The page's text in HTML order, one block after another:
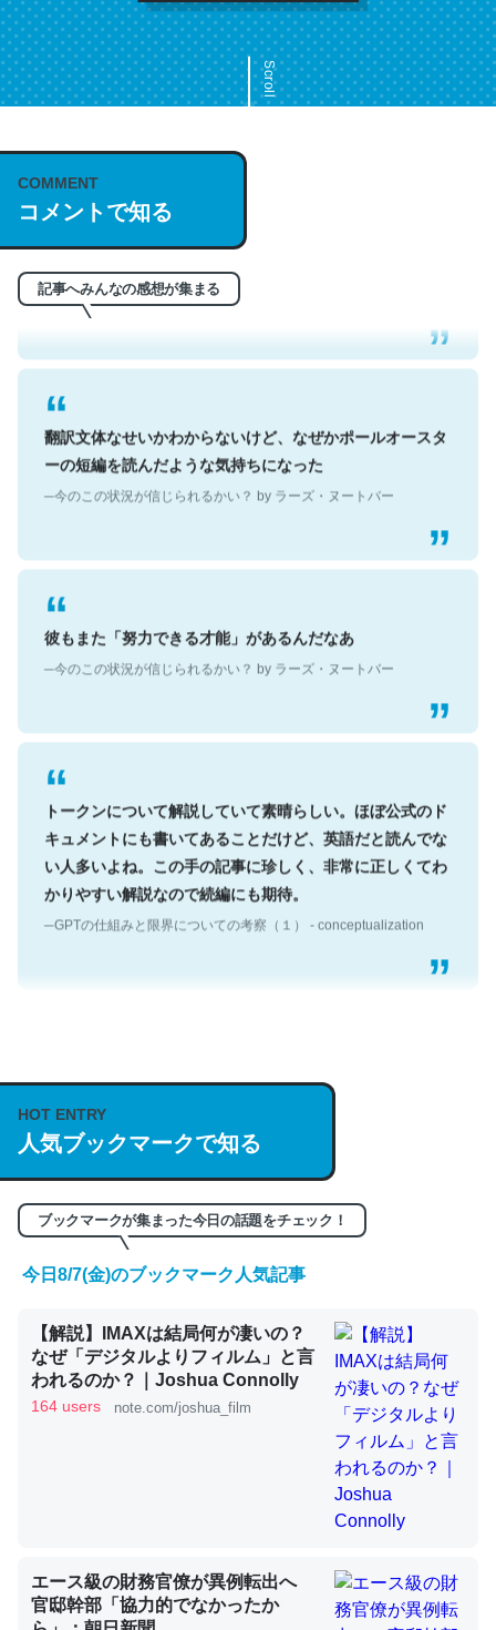
Scroll
COMMENT
コメントで知る
記事へみんなの感想が集まる
これは名文。彼はとてもクレバーなんだろうなと凄く思
う。英語少しでも読める人は原文もお勧め。自分はこの流
れ好き。Let’s Fucking Go. Then Covid hit. Shit.
─今のこの状況が信じられるかい？ by ラーズ・ヌートバー
翻訳文体なせいかわからないけど、なぜかポールオースタ
ーの短編を読んだような気持ちになった
─今のこの状況が信じられるかい？ by ラーズ・ヌートバー
彼もまた「努力できる才能」があるんだなあ
─今のこの状況が信じられるかい？ by ラーズ・ヌートバー
トークンについて解説していて素晴らしい。ほぼ公式のド
キュメントにも書いてあることだけど、英語だと読んでな
い人多いよね。この手の記事に珍しく、非常に正しくてわ
かりやすい解説なので続編にも期待。
─GPTの仕組みと限界についての考察（１） - conceptualization
説してる記事が少ないので貴重な良記事。/続編来た
https://isobe324649.hatenablog.com/entry/2023/03/27
/064121
─GPTの仕組みと限界についての考察（１） - conceptualization
くらい。小説でいう「ずっと前の伏線」は回収されないけ
ど、短期記憶というには多い分量。進化すればするほど分
かりやすく強くなりそう
─GPTの仕組みと限界についての考察（１） - conceptualization
昆虫ってカルシウム少ないのか。知らんかった。調べたら
コオロギのカルシウム分はエビの600分の1程度。
HOT ENTRY
人気ブックマークで知る
ブックマークが集まった今日の話題をチェック！
今日8/7(金)のブックマーク人気記事
【解説】IMAXは結局何が凄いの？
なぜ「デジタルよりフィルム」と言
われるのか？｜Joshua Connolly
164 users note.com/joshua_film
エース級の財務官僚が異例転出へ
官邸幹部「協力的でなかったか